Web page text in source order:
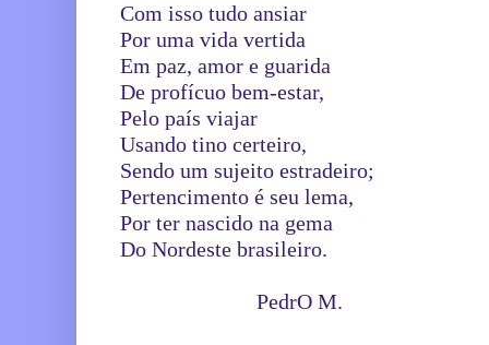
Com isso tudo ansiar
Por uma vida vertida
Em paz, amor e guarida
De profícuo bem-estar,
Pelo país viajar
Usando tino certeiro,
Sendo um sujeito estradeiro;
Pertencimento é seu lema,
Por ter nascido na gema
Do Nordeste brasileiro.
PedrO M.